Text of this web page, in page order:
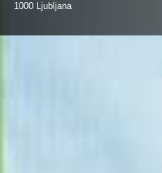
1000 Ljubljana